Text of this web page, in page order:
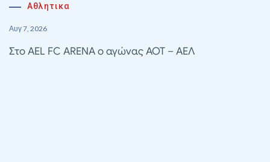
Αθλητικα
Αυγ 7, 2026
Στο AEL FC ARENA ο αγώνας ΑΟΤ – ΑΕΛ